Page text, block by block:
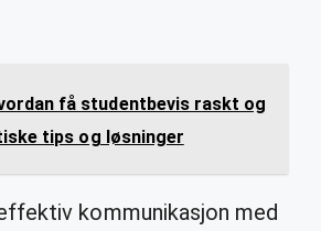
få studentbevis raskt og
tips og løsninger
kommunikasjon med